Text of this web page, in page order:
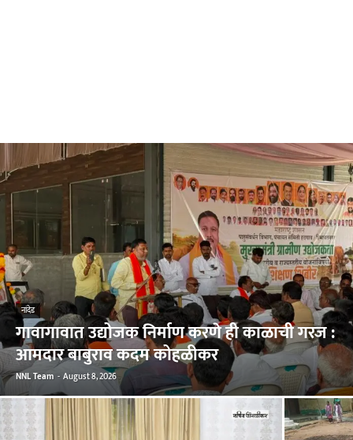
नांदेड
गावागावात उद्योजक निर्माण करणे ही काळाची गरज :
आमदार बाबुराव कदम कोहळीकर
NNL Team - August 8, 2026